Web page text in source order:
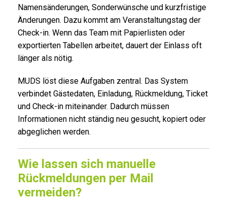
Namensänderungen, Sonderwünsche und kurzfristige
Änderungen. Dazu kommt am Veranstaltungstag der
Check-in. Wenn das Team mit Papierlisten oder
exportierten Tabellen arbeitet, dauert der Einlass oft
länger als nötig.
MUDS löst diese Aufgaben zentral. Das System
verbindet Gästedaten, Einladung, Rückmeldung, Ticket
und Check-in miteinander. Dadurch müssen
Informationen nicht ständig neu gesucht, kopiert oder
abgeglichen werden.
Wie lassen sich manuelle
Rückmeldungen per Mail
vermeiden?